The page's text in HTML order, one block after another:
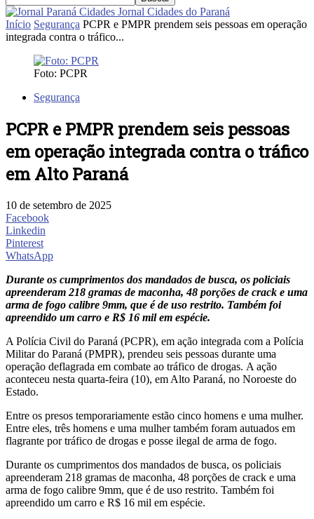
Jornal Cidades do Paraná
Início Segurança PCPR e PMPR prendem seis pessoas em operação
integrada contra o tráfico...
Foto: PCPR
Segurança
PCPR e PMPR prendem seis pessoas
em operação integrada contra o tráfico
em Alto Paraná
10 de setembro de 2025
Facebook
Linkedin
Pinterest
WhatsApp
Durante os cumprimentos dos mandados de busca, os policiais
apreenderam 218 gramas de maconha, 48 porções de crack e uma
arma de fogo calibre 9mm, que é de uso restrito. Também foi
apreendido um carro e R$ 16 mil em espécie.
A Polícia Civil do Paraná (PCPR), em ação integrada com a Polícia
Militar do Paraná (PMPR), prendeu seis pessoas durante uma
operação deflagrada em combate ao tráfico de drogas. A ação
aconteceu nesta quarta-feira (10), em Alto Paraná, no Noroeste do
Estado.
Entre os presos temporariamente estão cinco homens e uma mulher.
Entre eles, três homens e uma mulher também foram autuados em
flagrante por tráfico de drogas e posse ilegal de arma de fogo.
Durante os cumprimentos dos mandados de busca, os policiais
apreenderam 218 gramas de maconha, 48 porções de crack e uma
arma de fogo calibre 9mm, que é de uso restrito. Também foi
apreendido um carro e R$ 16 mil em espécie.